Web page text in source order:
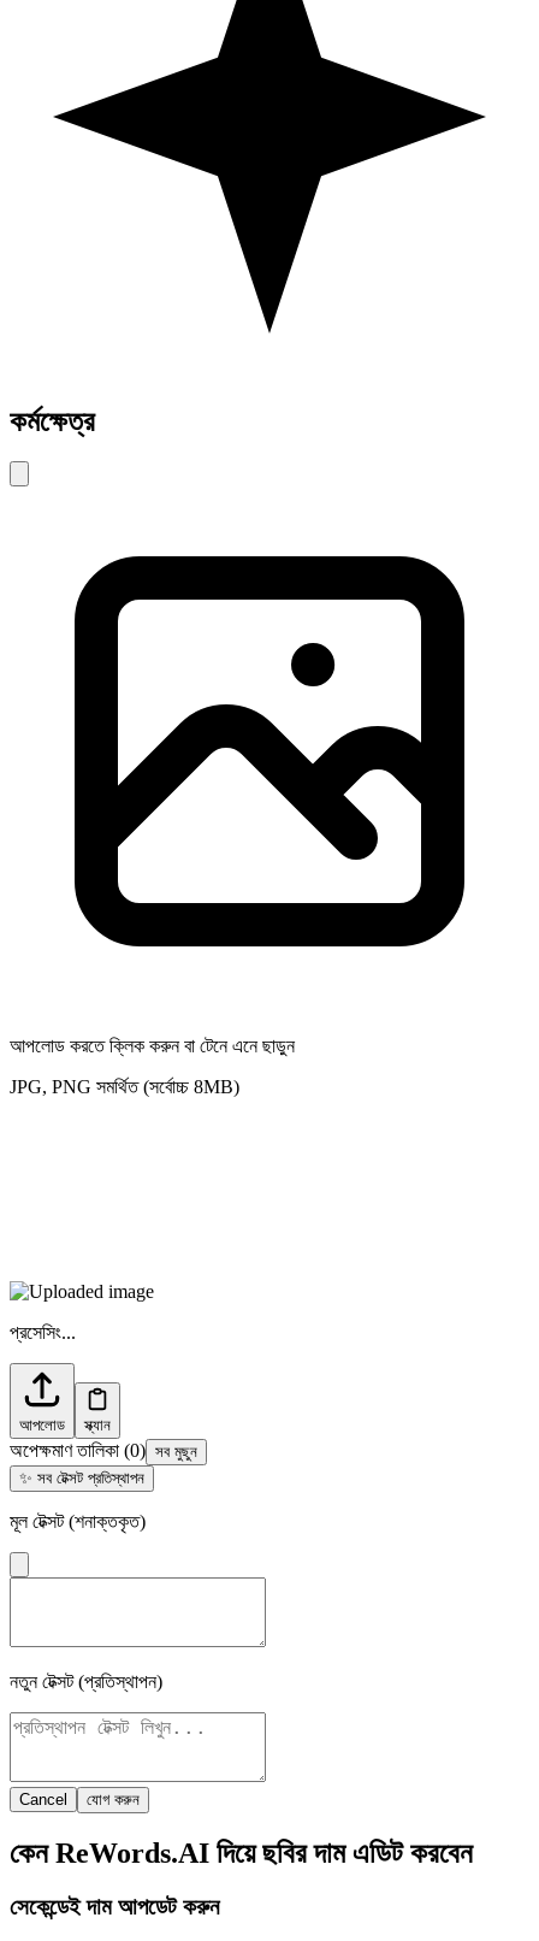
কর্মক্ষেত্র
আপলোড করতে ক্লিক করুন বা টেনে এনে ছাড়ুন
JPG, PNG সমর্থিত (সর্বোচ্চ 8MB)
প্রসেসিং...
আপলোড স্ক্যান
অপেক্ষমাণ তালিকা (0) সব মুছুন
✨ সব টেক্সট প্রতিস্থাপন
মূল টেক্সট (শনাক্তকৃত)
নতুন টেক্সট (প্রতিস্থাপন)
Cancel যোগ করুন
কেন ReWords.AI দিয়ে ছবির দাম এডিট করবেন
সেকেন্ডেই দাম আপডেট করুন